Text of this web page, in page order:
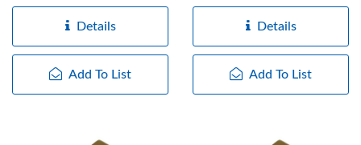
specialibus ad Potentiam...
Details
Add To List
specialibus ad Potentiam...
Details
Add To List